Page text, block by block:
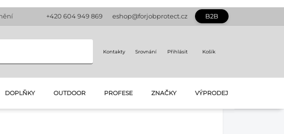
+420 604 949 869 eshop@forjobprotect.cz B2B
Kontakty Srovnání Přihlásit Košík
DOPLŇKY OUTDOOR PROFESE ZNAČKY VÝPRODEJ